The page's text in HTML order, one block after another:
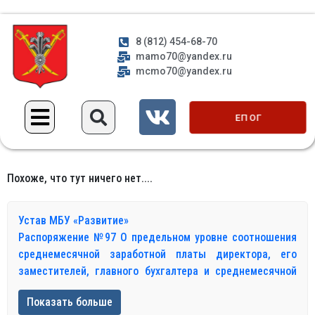
8 (812) 454-68-70
mamo70@yandex.ru
mcmo70@yandex.ru
ЕП ОГ
Похоже, что тут ничего нет....
Устав МБУ «Развитие»
Распоряжение №97 О предельном уровне соотношения
среднемесячной заработной платы директора, его
заместителей, главного бухгалтера и среднемесячной
заработной платы работников муниципального
бюджетного учреждения «Развитие»
Показать больше